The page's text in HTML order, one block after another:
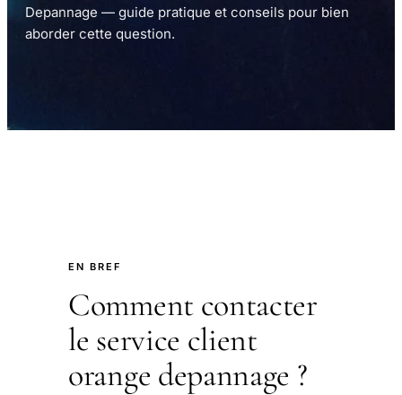
Depannage — guide pratique et conseils pour bien
aborder cette question.
EN BREF
Comment contacter
le service client
orange depannage ?